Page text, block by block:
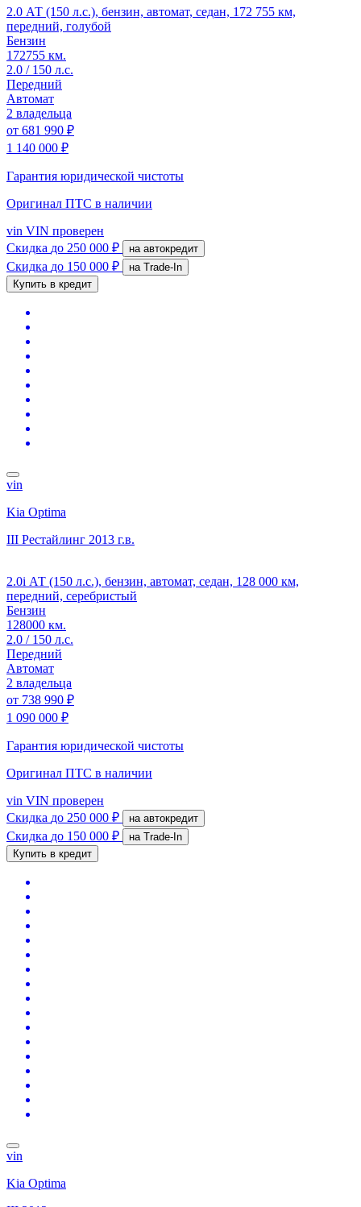
2.0 АТ (150 л.с.), бензин, автомат, седан, 172 755 км,
передний, голубой
Бензин
172755 км.
2.0 / 150 л.с.
Передний
Автомат
2 владельца
от 681 990 ₽
1 140 000 ₽
Гарантия юридической чистоты
Оригинал ПТС в наличии
vin VIN проверен
Скидка до 250 000 ₽ на автокредит
Скидка до 150 000 ₽
на Trade-In
Купить в кредит
vin
Kia Optima
III Рестайлинг 2013 г.в.
2.0i АТ (150 л.с.), бензин, автомат, седан, 128 000 км,
передний, серебристый
Бензин
128000 км.
2.0 / 150 л.с.
Передний
Автомат
2 владельца
от 738 990 ₽
1 090 000 ₽
Гарантия юридической чистоты
Оригинал ПТС в наличии
vin VIN проверен
Скидка до 250 000 ₽ на автокредит
Скидка до 150 000 ₽
на Trade-In
Купить в кредит
vin
Kia Optima